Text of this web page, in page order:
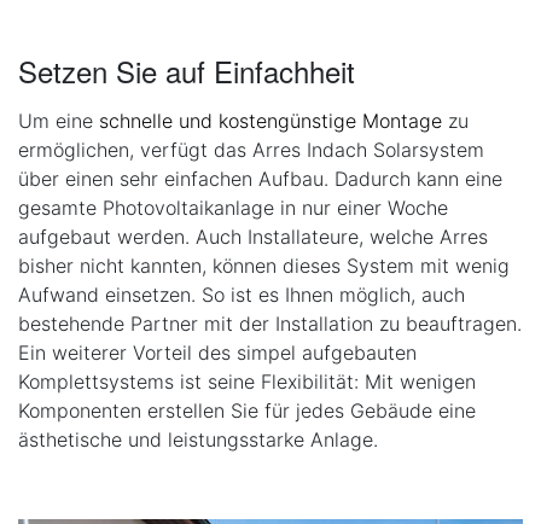
Setzen Sie auf Einfachheit
Um eine schnelle und kostengünstige Montage zu
ermöglichen, verfügt das Arres Indach Solarsystem
über einen sehr einfachen Aufbau. Dadurch kann eine
gesamte Photovoltaikanlage in nur einer Woche
aufgebaut werden. Auch Installateure, welche Arres
bisher nicht kannten, können dieses System mit wenig
Aufwand einsetzen. So ist es Ihnen möglich, auch
bestehende Partner mit der Installation zu beauftragen.
Ein weiterer Vorteil des simpel aufgebauten
Komplettsystems ist seine Flexibilität: Mit wenigen
Komponenten erstellen Sie für jedes Gebäude eine
ästhetische und leistungsstarke Anlage.